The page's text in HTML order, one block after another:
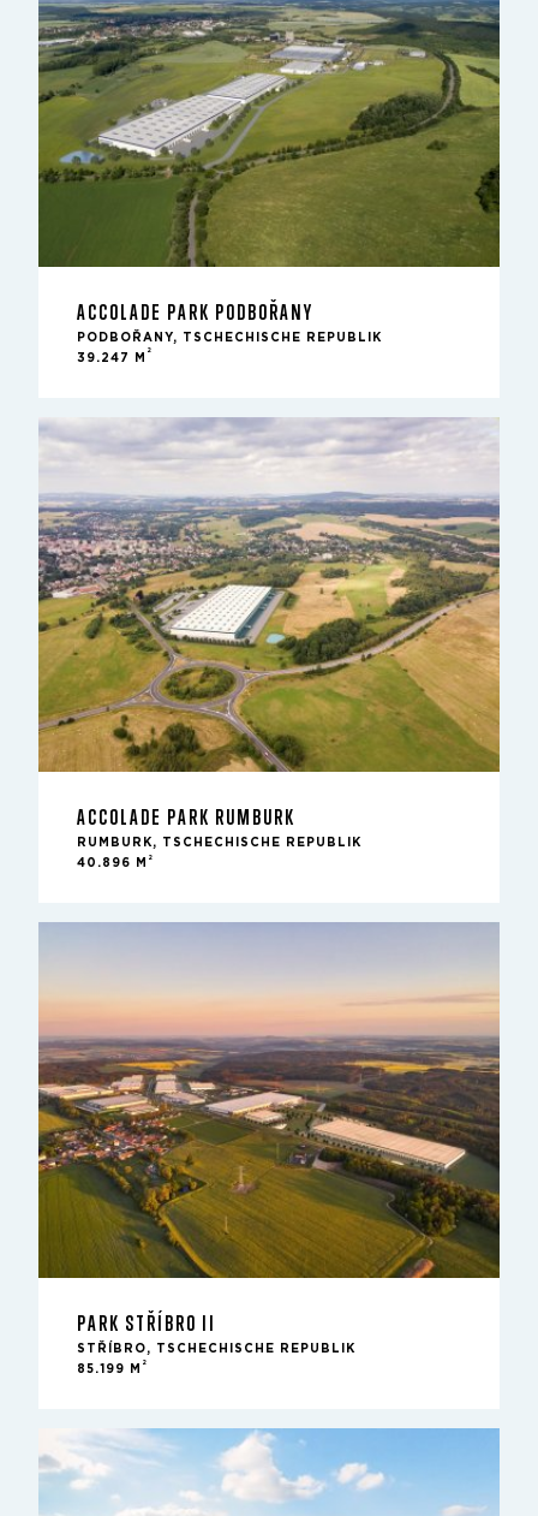
ACCOLADE PARK PODBOŘANY
PODBOŘANY, TSCHECHISCHE REPUBLIK
39.247 M
2
ACCOLADE PARK RUMBURK
RUMBURK, TSCHECHISCHE REPUBLIK
40.896 M
2
PARK STŘÍBRO II
STŘÍBRO, TSCHECHISCHE REPUBLIK
85.199 M
2